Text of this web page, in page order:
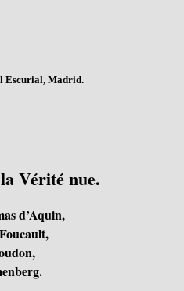
Escurial, Madrid.
Vérité nue.
d’Aquin,